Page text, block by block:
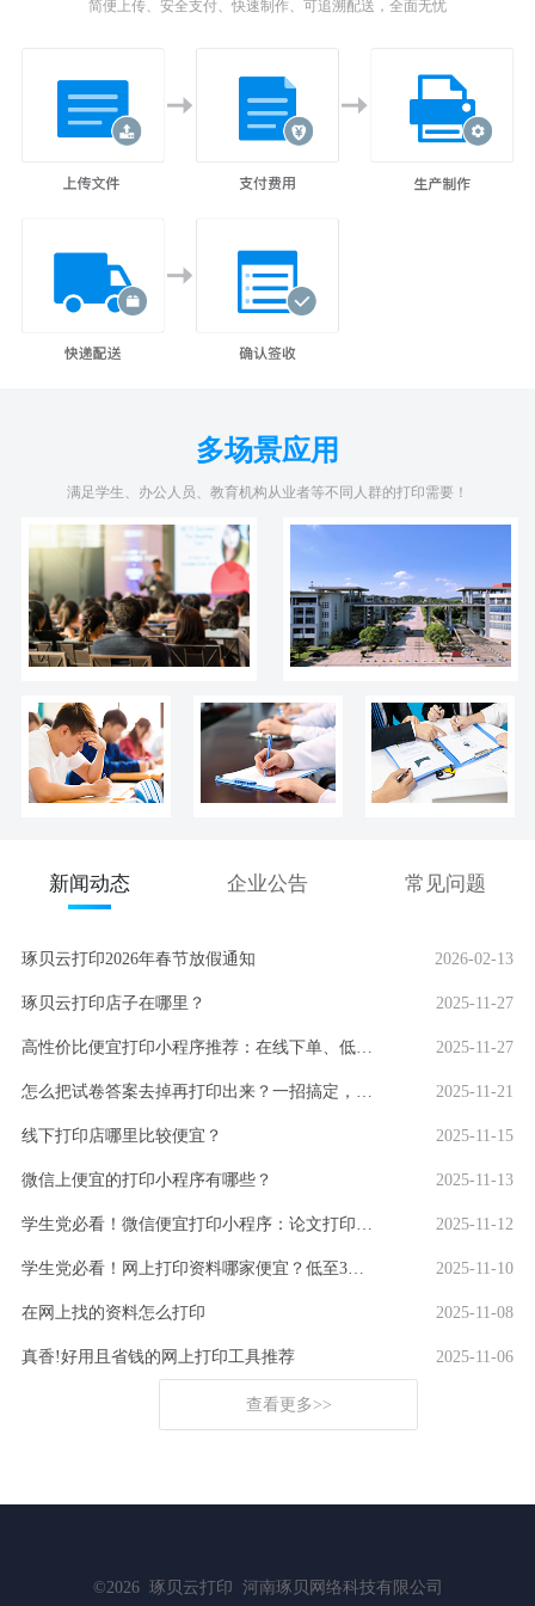
简便上传、安全支付、快速制作、可追溯配送，全面无忧
多场景应用
满足学生、办公人员、教育机构从业者等不同人群的打印需要！
新闻动态 企业公告 常见问题
琢贝云打印2026年春节放假通知 2026-02-13
琢贝云打印店子在哪里？ 2025-11-27
高性价比便宜打印小程序推荐：在线下单、低价快印、全国包邮 2025-11-27
怎么把试卷答案去掉再打印出来？一招搞定，还省下打印费！ 2025-11-21
线下打印店哪里比较便宜？ 2025-11-15
微信上便宜的打印小程序有哪些？ 2025-11-13
学生党必看！微信便宜打印小程序：论文打印100页仅5元 2025-11-12
学生党必看！网上打印资料哪家便宜？低至3分/页 2025-11-10
在网上找的资料怎么打印 2025-11-08
真香!好用且省钱的网上打印工具推荐 2025-11-06
查看更多>>
©2026 琢贝云打印 河南琢贝网络科技有限公司